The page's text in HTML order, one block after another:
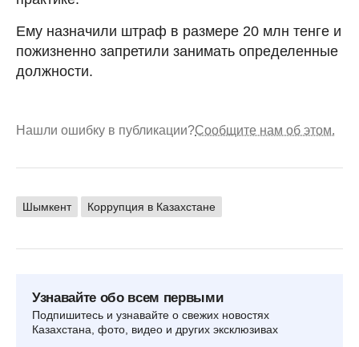
Ему назначили штраф в размере 20 млн тенге и
пожизненно запретили занимать определенные
должности.
Нашли ошибку в публикации?Сообщите нам об этом.
Шымкент Коррупция в Казахстане
Узнавайте обо всем первыми
Подпишитесь и узнавайте о свежих новостях
Казахстана, фото, видео и других эксклюзивах